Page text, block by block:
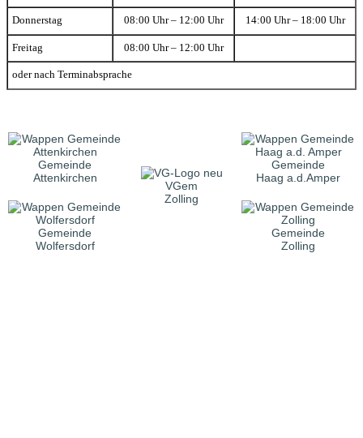
Donnerstag 08:00 Uhr – 12:00 Uhr 14:00 Uhr – 18:00 Uhr
Freitag 08:00 Uhr – 12:00 Uhr
oder nach Terminabsprache
Gemeinde
Attenkirchen
VGem
Zolling
Gemeinde
Haag a.d.Amper
Gemeinde
Wolfersdorf
Gemeinde
Zolling